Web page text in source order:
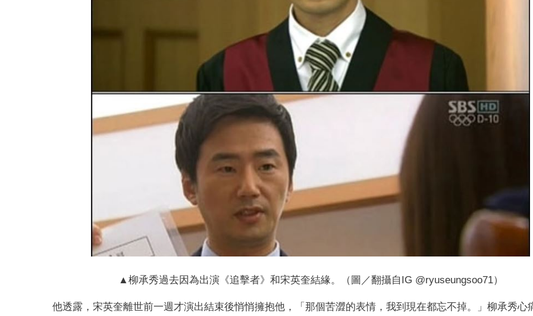
▲柳承秀過去因為出演《追擊者》和宋英奎結緣。（圖／翻攝自IG @ryuseungsoo71）
他透露，宋英奎離世前一週才演出結束後悄悄擁抱他，「那個苦澀的表情，我到現在都忘不掉。」柳承秀心